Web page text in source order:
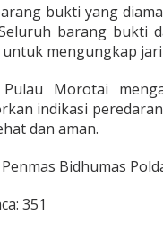
bukti yang
barang bukti
mengungkap
Pulau Morotai
indikasi
dan aman.
Bidhumas
351